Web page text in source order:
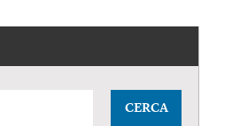
CERCA